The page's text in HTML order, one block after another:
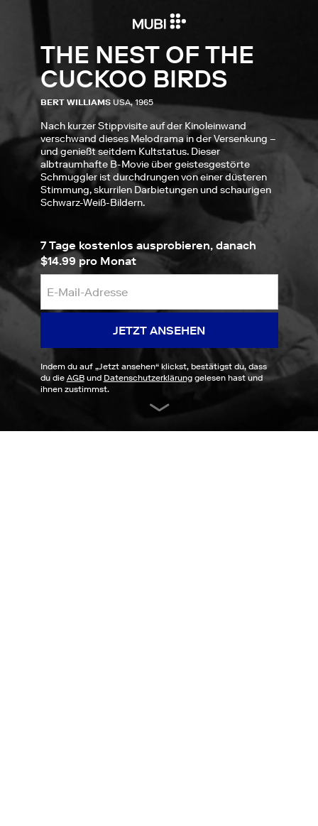
THE NEST OF THE
CUCKOO BIRDS
BERT WILLIAMS USA, 1965
Nach kurzer Stippvisite auf der Kinoleinwand
verschwand dieses Melodrama in der Versenkung –
und genießt seitdem Kultstatus. Dieser
albtraumhafte B-Movie über geistesgestörte
Schmuggler ist durchdrungen von einer düsteren
Stimmung, skurrilen Darbietungen und schaurigen
Schwarz-Weiß-Bildern.
7 Tage kostenlos ausprobieren, danach
$14.99 pro Monat
JETZT ANSEHEN
Indem du auf „Jetzt ansehen“ klickst, bestätigst du, dass
du die AGBund Datenschutzerklärunggelesen hast und
ihnen zustimmst.